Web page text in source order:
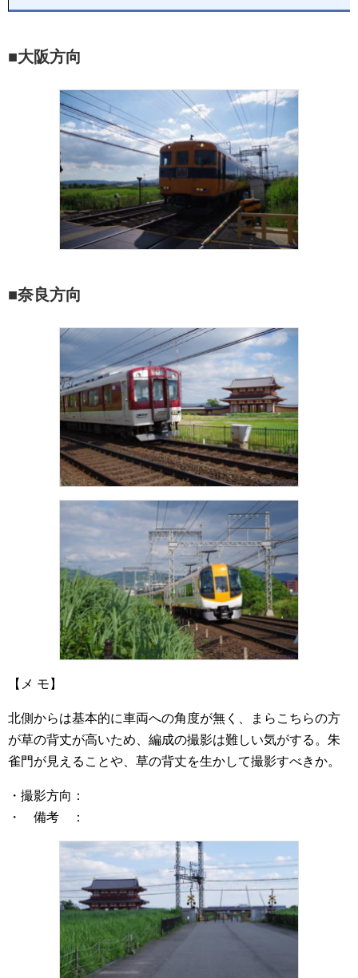
■大阪方向
■奈良方向
【メ モ】
北側からは基本的に車両への角度が無く、まらこちらの方
が草の背丈が高いため、編成の撮影は難しい気がする。朱
雀門が見えることや、草の背丈を生かして撮影すべきか。
・撮影方向：
・ 備考 ：